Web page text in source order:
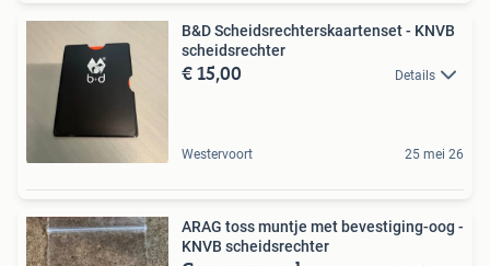
B&D Scheidsrechterskaartenset - KNVB
scheidsrechter
€ 15,00 Details
Westervoort 25 mei 26
ARAG toss muntje met bevestiging-oog -
KNVB scheidsrechter